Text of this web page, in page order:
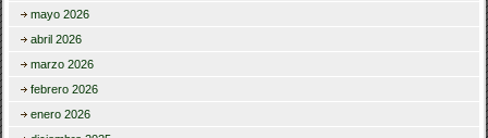
mayo 2026
abril 2026
marzo 2026
febrero 2026
enero 2026